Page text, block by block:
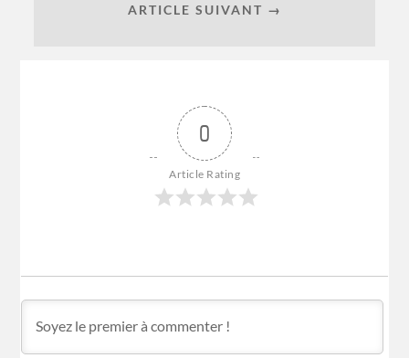
ARTICLE SUIVANT →
0
Article Rating